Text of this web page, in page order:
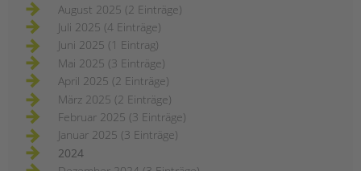
August 2025 (2 Einträge)
Juli 2025 (4 Einträge)
Juni 2025 (1 Eintrag)
Mai 2025 (3 Einträge)
April 2025 (2 Einträge)
März 2025 (2 Einträge)
Februar 2025 (3 Einträge)
Januar 2025 (3 Einträge)
2024